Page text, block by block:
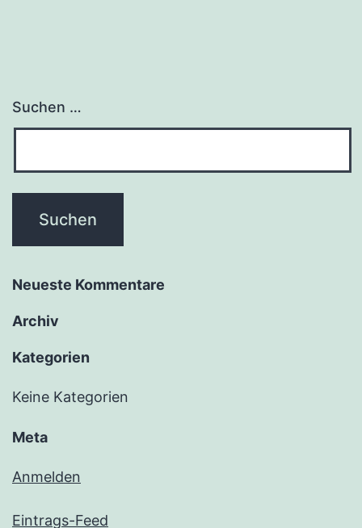
Suchen …
Neueste Kommentare
Archiv
Kategorien
Keine Kategorien
Meta
Anmelden
Eintrags-Feed